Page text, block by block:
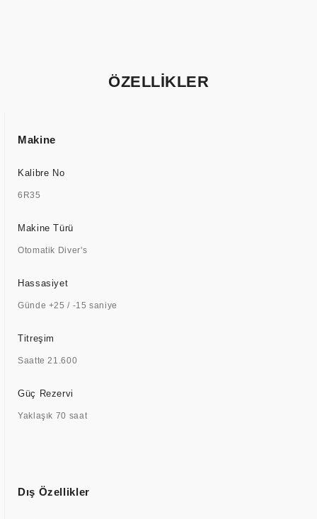
ÖZELLİKLER
Makine
Kalibre No
6R35
Makine Türü
Otomatik Diver's
Hassasiyet
Günde +25 / -15 saniye
Titreşim
Saatte 21.600
Güç Rezervi
Yaklaşık 70 saat
Dış Özellikler